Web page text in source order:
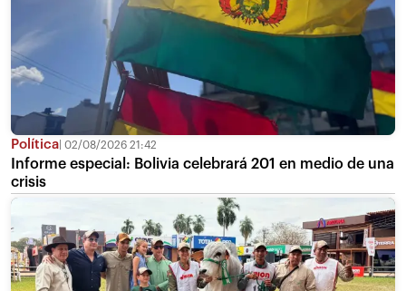
Política 02/08/2026 21:42
Informe especial: Bolivia celebrará 201 en medio de una
crisis